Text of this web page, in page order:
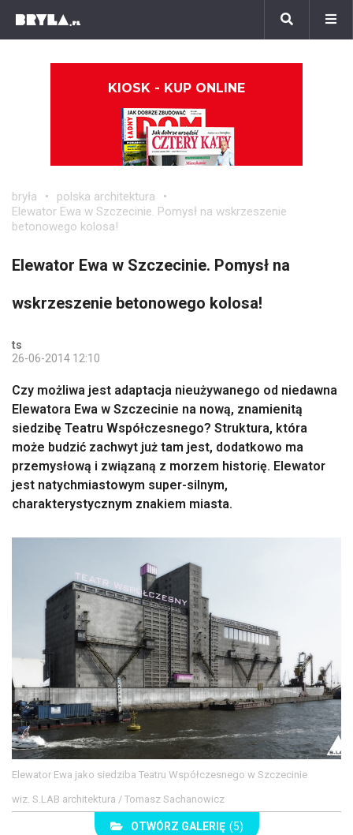
KIOSK - KUP ONLINE
bryła
polska architektura
Elewator Ewa w Szczecinie. Pomysł na wskrzeszenie
betonowego kolosa!
Elewator Ewa w Szczecinie. Pomysł na
wskrzeszenie betonowego kolosa!
ts
26-06-2014 12:10
Czy możliwa jest adaptacja nieużywanego od niedawna
Elewatora Ewa w Szczecinie na nową, znamienitą
siedzibę Teatru Współczesnego? Struktura, która
może budzić zachwyt już tam jest, dodatkowo ma
przemysłową i związaną z morzem historię. Elewator
jest natychmiastowym super-silnym,
charakterystycznym znakiem miasta.
Elewator Ewa jako siedziba Teatru Współczesnego w Szczecinie
wiz. S.LAB architektura / Tomasz Sachanowicz
OTWÓRZ GALERIĘ (5)